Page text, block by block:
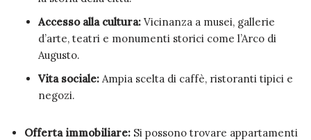
Accesso alla cultura: Vicinanza a musei, gallerie
d’arte, teatri e monumenti storici come l’Arco di
Augusto.
Vita sociale: Ampia scelta di caffè, ristoranti tipici e
negozi.
Offerta immobiliare: Si possono trovare appartamenti